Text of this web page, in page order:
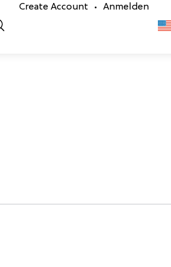
Create Account •
Anmelden